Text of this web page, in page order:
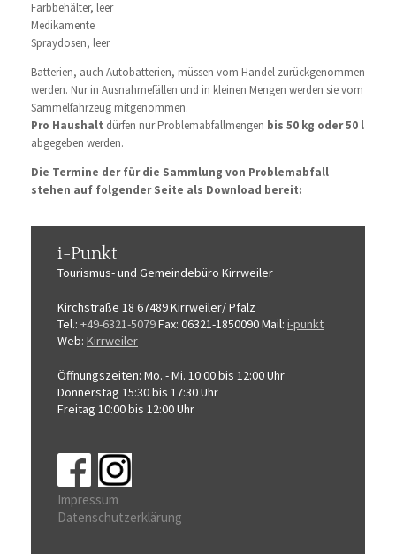
Farbbehälter, leer
Medikamente
Spraydosen, leer
Batterien, auch Autobatterien, müssen vom Handel zurückgenommen
werden. Nur in Ausnahmefällen und in kleinen Mengen werden sie vom
Sammelfahrzeug mitgenommen.
Pro Haushalt dürfen nur Problemabfallmengen bis 50 kg oder 50 l
abgegeben werden.
Die Termine der für die Sammlung von Problemabfall
stehen auf folgender Seite als Download bereit:
i-Punkt
Tourismus-und Gemeindebüro Kirrweiler
Kirchstraße 18 67489 Kirrweiler/ Pfalz
Tel.: +49-6321-5079Fax: 06321-1850090Mail: i-punkt
Web: Kirrweiler
Öffnungszeiten: Mo. - Mi. 10:00 bis 12:00 Uhr
Donnerstag 15:30 bis 17:30 Uhr
Freitag 10:00 bis 12:00 Uhr
Impressum
Datenschutzerklärung